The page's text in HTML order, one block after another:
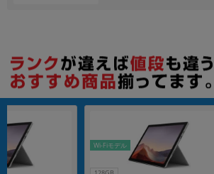
Wi-Fiモデル
各項目のチェックボックスは「or検索」となります。
ただし機能別のみ「and検索」となります。